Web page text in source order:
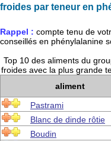
froides par teneur en
Rappel : compte tenu de
conseillés en phénylalanine
Top 10 des aliments du
froides avec la plus grande
aliment
Pastrami
Blanc de dinde rôtie
Boudin